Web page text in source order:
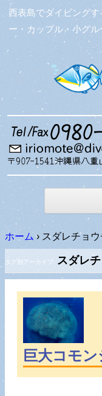
西表島でダイビング
ー・カップル・小グ
ホーム › スダレチョ
タグ別アーカイブ: スダレ
巨大コモ